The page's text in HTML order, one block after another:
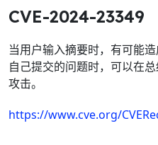
CVE-2024-23349
当用户输入摘要时，有可能
自己提交的问题时，可以在
攻击。
https://www.cve.org/